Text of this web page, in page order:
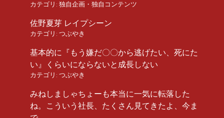
カテゴリ: 独自企画・独自コンテンツ
佐野夏芽 レイプシーン
カテゴリ: つぶやき
基本的に『もう嫌だ〇〇から逃げたい、死にた
い』くらいにならないと成長しない
カテゴリ: つぶやき
みねしましゃちょーも本当に一気に転落した
ね。こういう社長、たくさん見てきたよ、今ま